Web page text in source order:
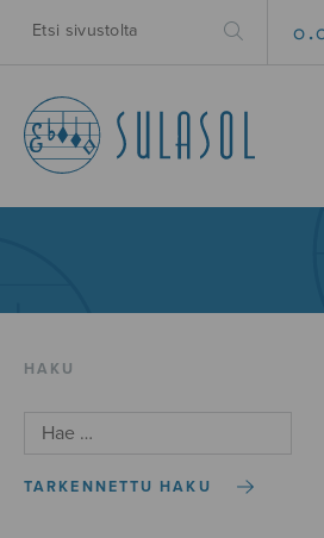
HAKU
TARKENNETTU HAKU